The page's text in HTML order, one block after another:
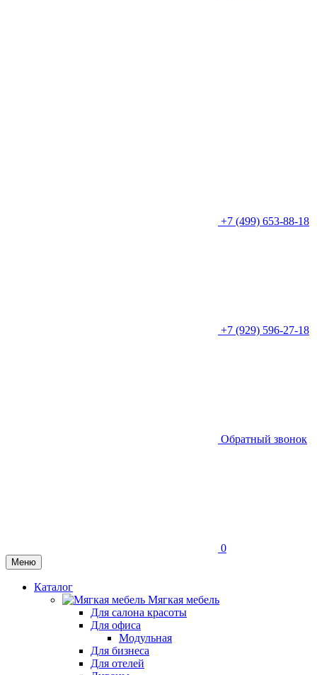
+7 (499) 653-88-18
+7 (929) 596-27-18
Обратный звонок
0
Меню
Каталог
Мягкая мебель
Для салона красоты
Для офиса
Модульная
Для бизнеса
Для отелей